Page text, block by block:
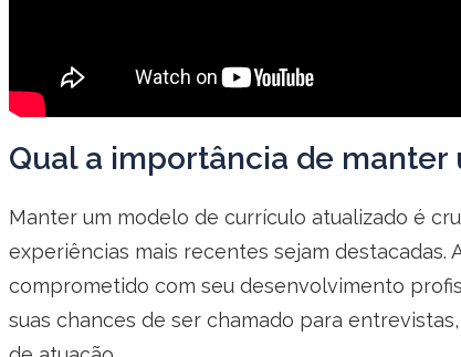
Qual a importância de
Manter um modelo de currículo atualizado é
experiências mais recentes sejam
comprometido com seu desenvolvimento
suas chances de ser chamado para